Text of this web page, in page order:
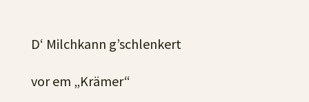
D‘ Milchkann g’schlenkert
vor em „Krämer“